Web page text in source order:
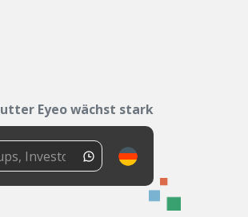
Eyeo wächst stark